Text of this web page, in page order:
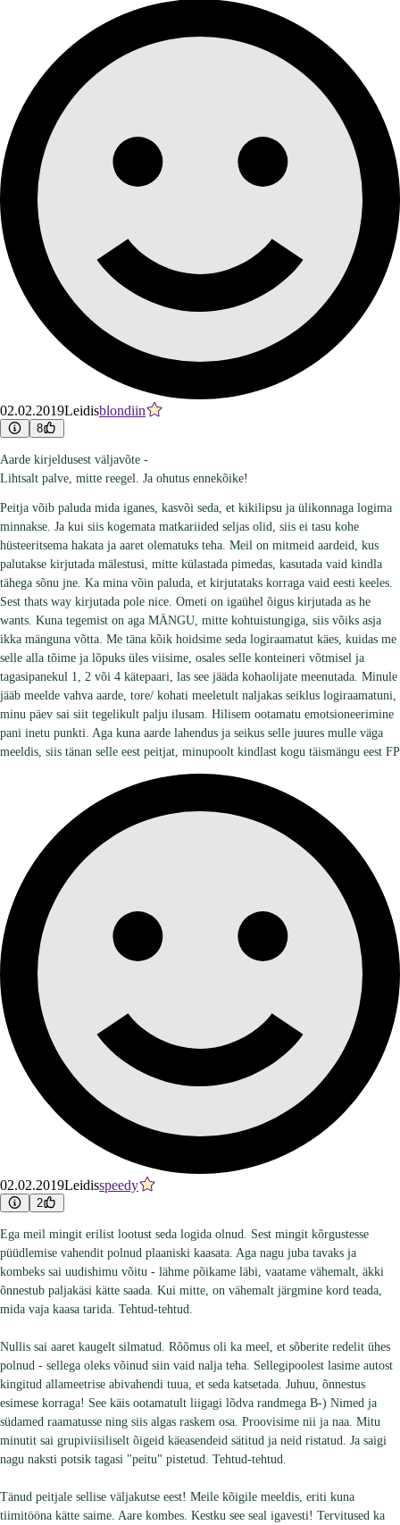
02.02.2019Leidisblondiin
8
Aarde kirjeldusest väljavõte -
Lihtsalt palve, mitte reegel. Ja ohutus ennekõike!
Peitja võib paluda mida iganes, kasvõi seda, et kikilipsu ja ülikonnaga logima
minnakse. Ja kui siis kogemata matkariided seljas olid, siis ei tasu kohe
hüsteeritsema hakata ja aaret olematuks teha. Meil on mitmeid aardeid, kus
palutakse kirjutada mälestusi, mitte külastada pimedas, kasutada vaid kindla
tähega sõnu jne. Ka mina võin paluda, et kirjutataks korraga vaid eesti keeles.
Sest thats way kirjutada pole nice. Ometi on igaühel õigus kirjutada as he
wants. Kuna tegemist on aga MÄNGU, mitte kohtuistungiga, siis võiks asja
ikka mänguna võtta. Me täna kõik hoidsime seda logiraamatut käes, kuidas me
selle alla tõime ja lõpuks üles viisime, osales selle konteineri võtmisel ja
tagasipanekul 1, 2 või 4 kätepaari, las see jääda kohaolijate meenutada. Minule
jääb meelde vahva aarde, tore/ kohati meeletult naljakas seiklus logiraamatuni,
minu päev sai siit tegelikult palju ilusam. Hilisem ootamatu emotsioneerimine
pani inetu punkti. Aga kuna aarde lahendus ja seikus selle juures mulle väga
meeldis, siis tänan selle eest peitjat, minupoolt kindlast kogu täismängu eest FP
02.02.2019Leidisspeedy
2
Ega meil mingit erilist lootust seda logida olnud. Sest mingit kõrgustesse
püüdlemise vahendit polnud plaaniski kaasata. Aga nagu juba tavaks ja
kombeks sai uudishimu võitu - lähme põikame läbi, vaatame vähemalt, äkki
õnnestub paljakäsi kätte saada. Kui mitte, on vähemalt järgmine kord teada,
mida vaja kaasa tarida. Tehtud-tehtud.
Nullis sai aaret kaugelt silmatud. Rõõmus oli ka meel, et sõberite redelit ühes
polnud - sellega oleks võinud siin vaid nalja teha. Sellegipoolest lasime autost
kingitud allameetrise abivahendi tuua, et seda katsetada. Juhuu, õnnestus
esimese korraga! See käis ootamatult liigagi lõdva randmega B-) Nimed ja
südamed raamatusse ning siis algas raskem osa. Proovisime nii ja naa. Mitu
minutit sai grupiviisiliselt õigeid käeasendeid sätitud ja neid ristatud. Ja saigi
nagu naksti potsik tagasi "peitu" pistetud. Tehtud-tehtud.
Tänud peitjale sellise väljakutse eest! Meile kõigile meeldis, eriti kuna
tiimitööna kätte saime. Aare kombes. Kestku see seal igavesti! Tervitused ka